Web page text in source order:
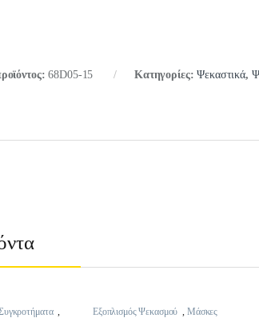
68D05-15 Κατηγορίες:Ψεκαστικά,
,
Εξοπλισμός Ψεκασμού ,Μάσκες